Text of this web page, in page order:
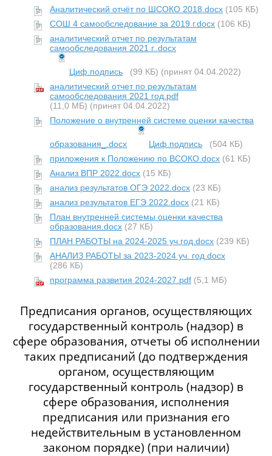
Аналитический отчёт по ШСОКО 2018.docx (105 КБ)
СОШ 4 самообследование за 2019 г.docx (106 КБ)
аналитический отчет по результатам
самообследования 2021 г..docx
Циф.подпись (99 КБ) (принят 04.04.2022)
аналитический отчет по результатам
самообследования 2021 год.pdf
(11,0 МБ) (принят 04.04.2022)
Положение о внутренней системе оценки качества
образования_.docx Циф.подпись
(504 КБ)
приложения к Положению по ВСОКО.docx (61 КБ)
Анализ ВПР 2022.docx (15 КБ)
анализ результатов ОГЭ 2022.docx (23 КБ)
анализ результатов ЕГЭ 2022.docx (21 КБ)
План внутренней системы оценки качества
образования.docx (27 КБ)
ПЛАН РАБОТЫ на 2024-2025 уч.год.docx (239 КБ)
АНАЛИЗ РАБОТЫ за 2023-2024 уч. год.docx
(286 КБ)
программа развития 2024-2027.pdf (5,1 МБ)
Предписания органов, осуществляющих
государственный контроль (надзор) в
сфере образования, отчеты об исполнении
таких предписаний (до подтверждения
органом, осуществляющим
государственный контроль (надзор) в
сфере образования, исполнения
предписания или признания его
недействительным в установленном
законом порядке) (при наличии)